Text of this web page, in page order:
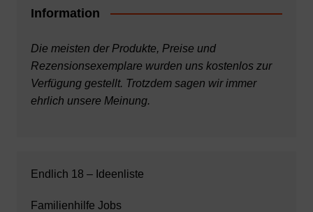
Information
Die meisten der Produkte, Preise und
Rezensionsexemplare wurden uns kostenlos zur
Verfügung gestellt. Trotzdem sagen wir immer
ehrlich unsere Meinung.
Endlich 18 – Ideenliste
Familienhilfe Jobs